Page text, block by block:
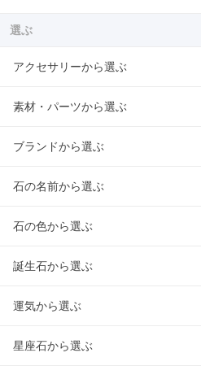
選ぶ
アクセサリーから選ぶ
素材・パーツから選ぶ
ブランドから選ぶ
石の名前から選ぶ
石の色から選ぶ
誕生石から選ぶ
運気から選ぶ
星座石から選ぶ